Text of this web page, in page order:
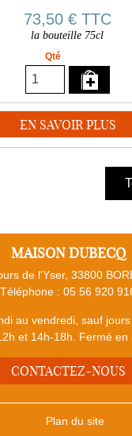
73,50 €TTC
la bouteille 75cl
Qté
EN SAVOIR PLUS
MAISON DUBECQ
de l'Yser, 33800
Téléphone : 05 56 920
au vendredi, sauf
et 14h-18h. Fermé en
CONTACTEZ-NOUS
Plan du site